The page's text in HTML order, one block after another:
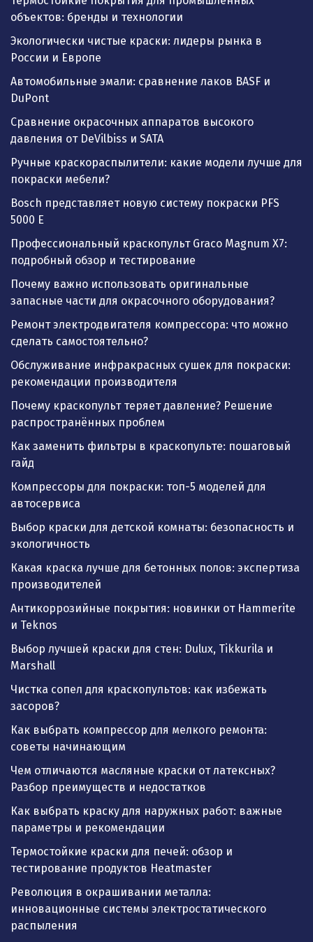
объектов: бренды и технологии
Экологически чистые краски: лидеры рынка в
России и Европе
Автомобильные эмали: сравнение лаков BASF и
DuPont
Сравнение окрасочных аппаратов высокого
давления от DeVilbiss и SATA
Ручные краскораспылители: какие модели лучше для
покраски мебели?
Bosch представляет новую систему покраски PFS
5000 E
Профессиональный краскопульт Graco Magnum X7:
подробный обзор и тестирование
Почему важно использовать оригинальные
запасные части для окрасочного оборудования?
Ремонт электродвигателя компрессора: что можно
сделать самостоятельно?
Обслуживание инфракрасных сушек для покраски:
рекомендации производителя
Почему краскопульт теряет давление? Решение
распространённых проблем
Как заменить фильтры в краскопульте: пошаговый
гайд
Компрессоры для покраски: топ-5 моделей для
автосервиса
Выбор краски для детской комнаты: безопасность и
экологичность
Какая краска лучше для бетонных полов: экспертиза
производителей
Антикоррозийные покрытия: новинки от Hammerite
и Teknos
Выбор лучшей краски для стен: Dulux, Tikkurila и
Marshall
Чистка сопел для краскопультов: как избежать
засоров?
Как выбрать компрессор для мелкого ремонта:
советы начинающим
Чем отличаются масляные краски от латексных?
Разбор преимуществ и недостатков
Как выбрать краску для наружных работ: важные
параметры и рекомендации
Термостойкие краски для печей: обзор и
тестирование продуктов Heatmaster
Революция в окрашивании металла:
инновационные системы электростатического
распыления